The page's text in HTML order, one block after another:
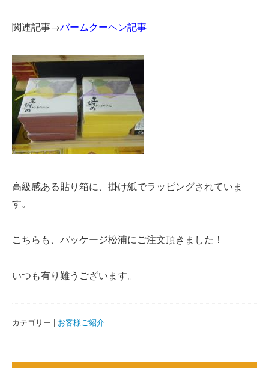
関連記事→バームクーヘン記事
高級感ある貼り箱に、掛け紙でラッピングされていま
す。
こちらも、パッケージ松浦にご注文頂きました！
いつも有り難うございます。
カテゴリー | お客様ご紹介